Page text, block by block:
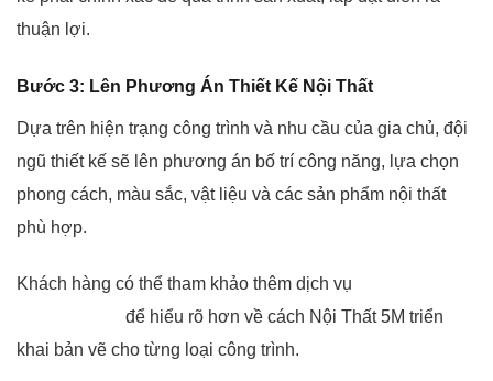
thuận lợi.
Bước 3: Lên Phương Án Thiết Kế Nội Thất
Dựa trên hiện trạng công trình và nhu cầu của gia chủ, đội
ngũ thiết kế sẽ lên phương án bố trí công năng, lựa chọn
phong cách, màu sắc, vật liệu và các sản phẩm nội thất
phù hợp.
Khách hàng có thể tham khảo thêm dịch vụ
để hiểu rõ hơn về cách Nội Thất 5M triển
khai bản vẽ cho từng loại công trình.